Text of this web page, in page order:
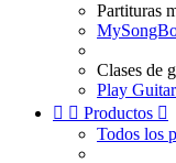
Partituras
Clases de
Play
  Productos 
Todos los